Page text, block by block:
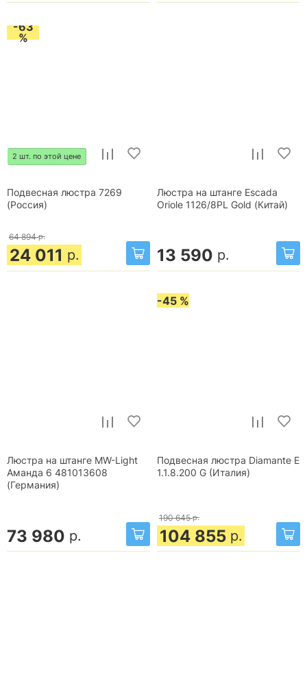
-63
%
2 шт. по этой цене
Подвесная люстра 7269
(Россия)
64 894 р.
24 011 р.
Люстра на штанге Escada
Oriole 1126/8PL Gold (Китай)
13 590 р.
Люстра на штанге MW-Light
Аманда 6 481013608
(Германия)
73 980 р.
-45 %
Подвесная люстра Diamante E
1.1.8.200 G (Италия)
190 645 р.
104 855 р.